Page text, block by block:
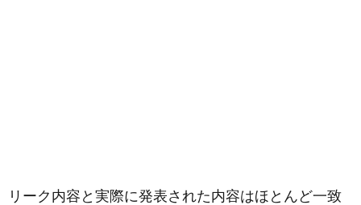
リーク内容と実際に発表された内容はほとんど一致